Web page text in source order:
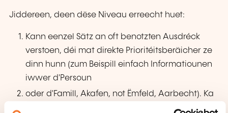
Jiddereen, deen dëse Niveau erreecht huet:
Kann eenzel Sätz an oft benotzten Ausdréck
verstoen, déi mat direkte Prioritéitsberäicher ze
dinn hunn (zum Beispill einfach Informatiounen
iwwer d'Persoun
oder d'Famill, Akafen, not Ëmfeld, Aarbecht). Ka
sech an einfachen a gewinnte Situatioune